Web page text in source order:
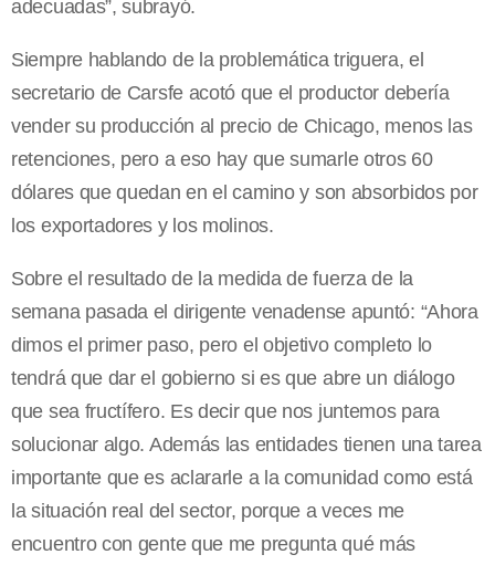
adecuadas”, subrayó.
Siempre hablando de la problemática triguera, el
secretario de Carsfe acotó que el productor debería
vender su producción al precio de Chicago, menos las
retenciones, pero a eso hay que sumarle otros 60
dólares que quedan en el camino y son absorbidos por
los exportadores y los molinos.
Sobre el resultado de la medida de fuerza de la
semana pasada el dirigente venadense apuntó: “Ahora
dimos el primer paso, pero el objetivo completo lo
tendrá que dar el gobierno si es que abre un diálogo
que sea fructífero. Es decir que nos juntemos para
solucionar algo. Además las entidades tienen una tarea
importante que es aclararle a la comunidad como está
la situación real del sector, porque a veces me
encuentro con gente que me pregunta qué más